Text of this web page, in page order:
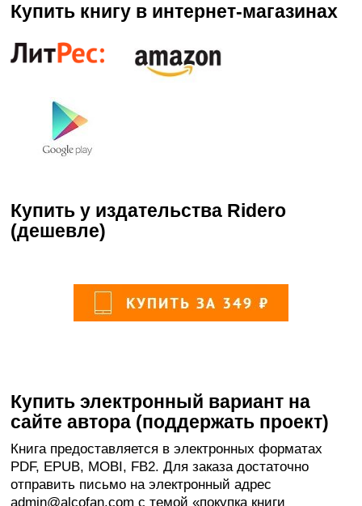
Купить книгу в интернет-магазинах
Купить у издательства Ridero
(дешевле)
Купить электронный вариант на
сайте автора (поддержать проект)
Книга предоставляется в электронных форматах
PDF, EPUB, MOBI, FB2. Для заказа достаточно
отправить письмо на электронный адрес
admin@alcofan.com с темой «покупка книги